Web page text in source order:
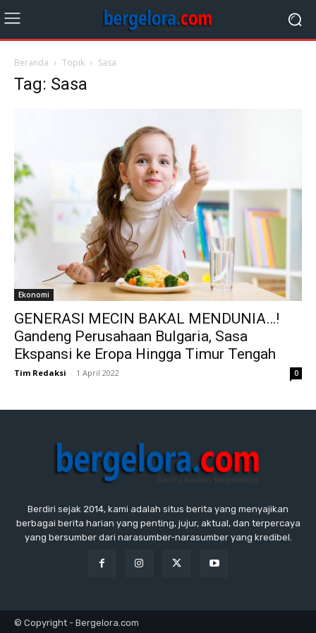
Beranda Topik Sasa
Tag: Sasa
Ekonomi
GENERASI MECIN BAKAL MENDUNIA…!
Gandeng Perusahaan Bulgaria, Sasa
Ekspansi ke Eropa Hingga Timur Tengah
Tim Redaksi - 1 April 2022 0
Berdiri sejak 2014, kami adalah situs berita yang menyajikan
berbagai berita harian yang penting, jujur, aktual, dan terpercaya
yang bersumber dari narasumber-narasumber yang kredibel.
© Copyright - Bergelora.com